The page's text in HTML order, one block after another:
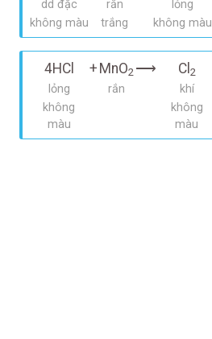
dd đặc rắn lỏng
không màu
trắng không màu
4HCl + MnO2 ⟶ Cl 2
lỏng rắn khí
không
màu
không
màu